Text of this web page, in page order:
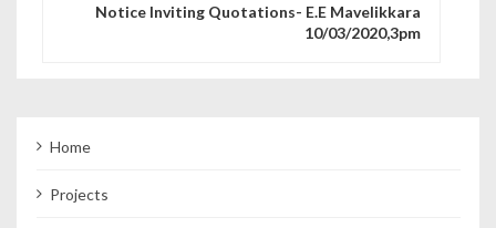
Notice Inviting Quotations- E.E Mavelikkara
10/03/2020,3pm
Home
Projects